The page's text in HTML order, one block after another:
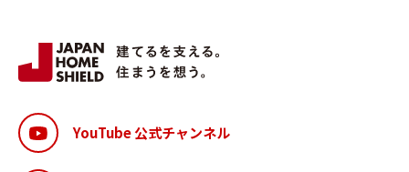
YouTube 公式チャンネル